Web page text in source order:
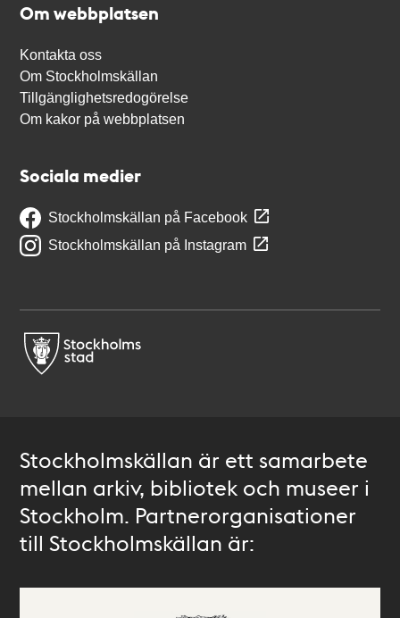
Om webbplatsen
Kontakta oss
Om Stockholmskällan
Tillgänglighetsredogörelse
Om kakor på webbplatsen
Sociala medier
Stockholmskällan på Facebook
Stockholmskällan på Instagram
Stockholmskällan är ett samarbete
mellan arkiv, bibliotek och museer i
Stockholm. Partnerorganisationer
till Stockholmskällan är: